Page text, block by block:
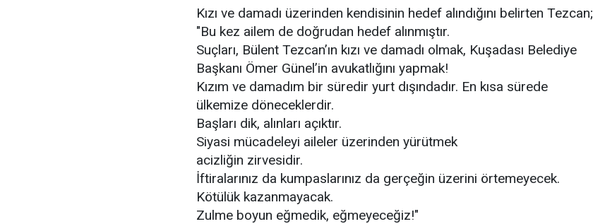
Kızı ve damadı üzerinden kendisinin hedef alındığını belirten Tezcan;
"Bu kez ailem de doğrudan hedef alınmıştır.
Suçları, Bülent Tezcan’ın kızı ve damadı olmak, Kuşadası Belediye
Başkanı Ömer Günel’in avukatlığını yapmak!
Kızım ve damadım bir süredir yurt dışındadır. En kısa sürede
ülkemize döneceklerdir.
Başları dik, alınları açıktır.
Siyasi mücadeleyi aileler üzerinden yürütmek
acizliğin zirvesidir.
İftiralarınız da kumpaslarınız da gerçeğin üzerini örtemeyecek.
Kötülük kazanmayacak.
Zulme boyun eğmedik, eğmeyeceğiz!"